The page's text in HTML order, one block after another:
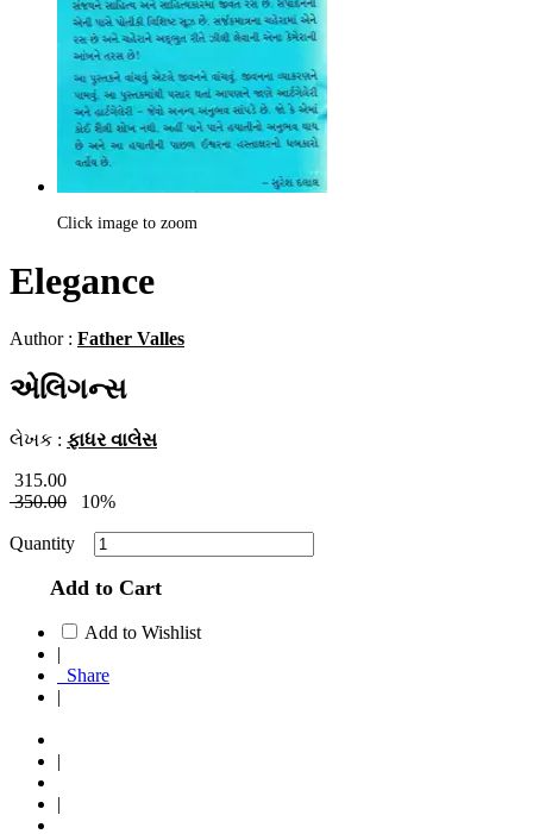
Click image to zoom
Elegance
Author : Father Valles
એલિગન્સ
લેખક : ફાધર વાલેસ
315.00
350.00
10%
Quantity
Add to Cart
Add to Wishlist
|
Share
|
|
|